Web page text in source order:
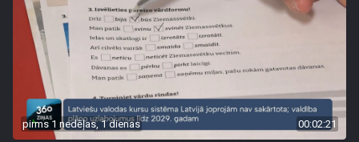
pirms 1 nedēļas, 1 dienas 00:02:21